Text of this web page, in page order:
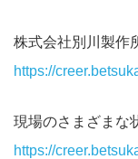
株式会社別川製
https://
現場のさまざまな
https://